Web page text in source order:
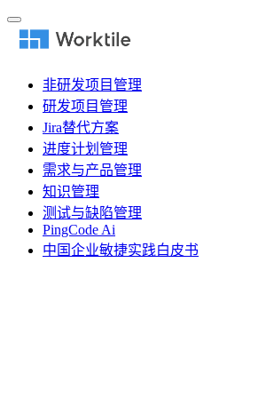
非研发项目管理
研发项目管理
Jira替代方案
进度计划管理
需求与产品管理
知识管理
测试与缺陷管理
PingCode Ai
中国企业敏捷实践白皮书